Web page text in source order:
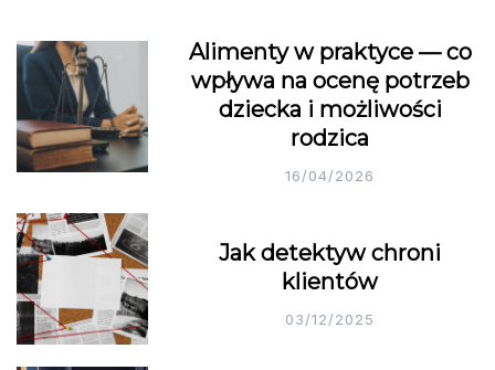
Alimenty w praktyce — co
wpływa na ocenę potrzeb
dziecka i możliwości
rodzica
16/04/2026
Jak detektyw chroni
klientów
03/12/2025